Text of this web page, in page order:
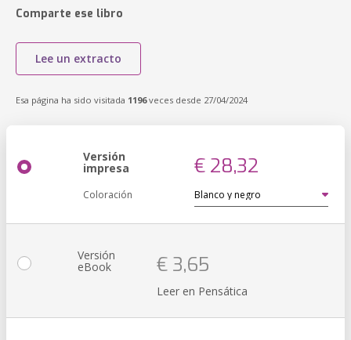
Comparte ese libro
Lee un extracto
Esa página ha sido visitada 1196veces desde 27/04/2024
Versión
impresa € 28,32
Coloración
Versión
eBook € 3,65
Leer en Pensática